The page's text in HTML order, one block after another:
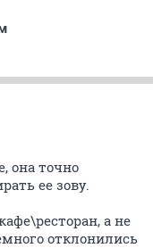
она точно
ее зову.
а не
отклонились